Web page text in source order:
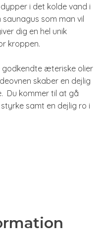
i det kolde vand i
saunagus som man vil
dig en hel unik
kroppen.
godkendte æteriske olier
skaber en dejlig
Du kommer til at gå
samt en dejlig ro i